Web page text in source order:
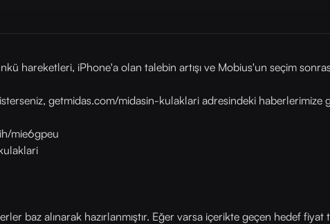
hareketleri, iPhone'a olan talebin artışı ve Mobius'un seçim
getmidas.com/midasin-kulaklari adresindeki haberlerimize
mie6gpeu
baz alınarak hazırlanmıştır. Eğer varsa içerikte geçen hedef